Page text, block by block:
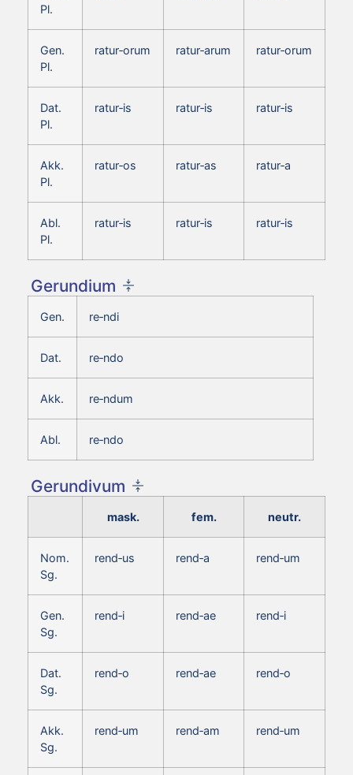
Pl.
Gen.
Pl.
ratur‑orum ratur‑arum ratur‑orum
Dat.
Pl.
ratur‑is ratur‑is ratur‑is
Akk.
Pl.
ratur‑os ratur‑as ratur‑a
Abl.
Pl.
ratur‑is ratur‑is ratur‑is
Gerundium
Gen. re‑ndi
Dat. re‑ndo
Akk. re‑ndum
Abl. re‑ndo
Gerundivum
mask. fem. neutr.
Nom.
Sg.
rend‑us rend‑a rend‑um
Gen.
Sg.
rend‑i rend‑ae rend‑i
Dat.
Sg.
rend‑o rend‑ae rend‑o
Akk.
Sg.
rend‑um rend‑am rend‑um